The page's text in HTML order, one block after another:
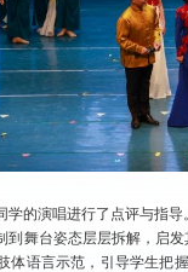
的演唱进行了点评与指
舞台姿态层层拆解，启
体语言示范，引导学生把